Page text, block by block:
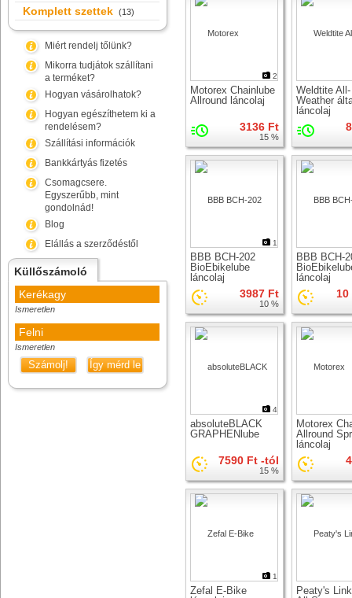
Komplett szettek (13)
Miért rendelj tőlünk?
Mikorra tudjátok szállítani
a terméket?
Hogyan vásárolhatok?
Hogyan egészíthetem ki a
rendelésem?
Szállítási információk
Bankkártyás fizetés
Csomagcsere.
Egyszerűbb, mint
gondolnád!
Blog
Elállás a szerződéstől
Küllőszámoló
Kerékagy
Ismeretlen
Felni
Ismeretlen
Számolj! Így mérd le
2
Motorex Chainlube
Allround láncolaj
3136 Ft
15 %
Weldtite All-
Weather
láncolaj
1
BBB BCH-202
BioEbikelube
láncolaj
3987 Ft
10 %
BBB BCH-
láncolaj
10
4
absoluteBLACK
GRAPHENlube
7590 Ft -tól
15 %
Motorex
Allround
láncolaj
1
Zefal E-Bike
Peaty's